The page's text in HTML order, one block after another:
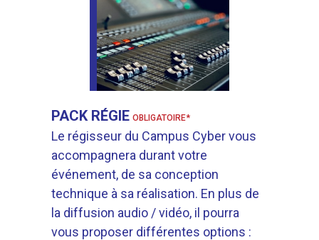
PACK RÉGIE OBLIGATOIRE*
Le régisseur du Campus Cyber vous
accompagnera durant votre
événement, de sa conception
technique à sa réalisation. En plus de
la diffusion audio / vidéo, il pourra
vous proposer différentes options :